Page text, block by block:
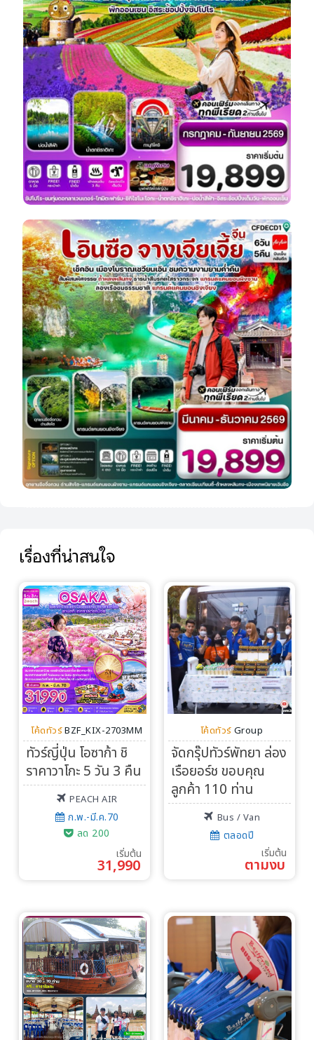
เรื่องที่น่าสนใจ
โค้ดทัวร์ BZF_KIX-2703MM
ทัวร์ญี่ปุ่น โอซาก้า ชิ
ราคาวาโกะ 5 วัน 3 คืน
PEACH AIR
ก.พ.-มี.ค.70
ลด 200
เริ่มต้น
31,990
โค้ดทัวร์ Group
จัดกรุ๊ปทัวร์พัทยา ล่อง
เรือยอร์ช ขอบคุณ
ลูกค้า 110 ท่าน
Bus / Van
ตลอดปี
เริ่มต้น
ตามงบ